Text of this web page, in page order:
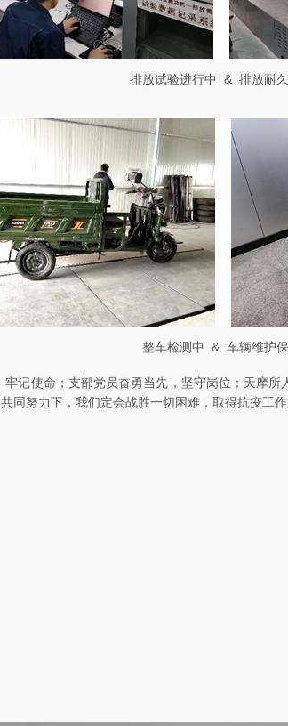
排放试验进行中 & 排放耐
整车检测中 & 车辆维护
牢记使命；支部党员奋勇当先，坚守岗位；天摩
同努力下，我们定会战胜一切困难，取得抗疫工作